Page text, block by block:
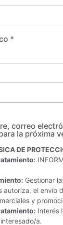
*
correo
la próxima
DE
Gestionar
autoriza, el envío
y
Interés
a.